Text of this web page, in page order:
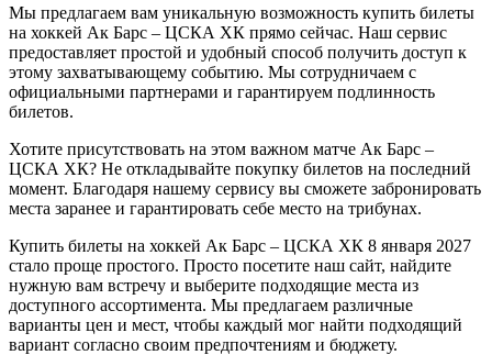
Мы предлагаем вам уникальную возможность купить билеты
на хоккей Ак Барс – ЦСКА ХК прямо сейчас. Наш сервис
предоставляет простой и удобный способ получить доступ к
этому захватывающему событию. Мы сотрудничаем с
официальными партнерами и гарантируем подлинность
билетов.
Хотите присутствовать на этом важном матче Ак Барс –
ЦСКА ХК? Не откладывайте покупку билетов на последний
момент. Благодаря нашему сервису вы сможете забронировать
места заранее и гарантировать себе место на трибунах.
Купить билеты на хоккей Ак Барс – ЦСКА ХК 8 января 2027
стало проще простого. Просто посетите наш сайт, найдите
нужную вам встречу и выберите подходящие места из
доступного ассортимента. Мы предлагаем различные
варианты цен и мест, чтобы каждый мог найти подходящий
вариант согласно своим предпочтениям и бюджету.